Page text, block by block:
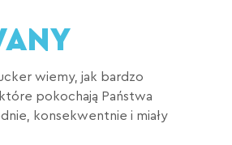
wiemy, jak bardzo
pokochają Państwa
konsekwentnie i miały